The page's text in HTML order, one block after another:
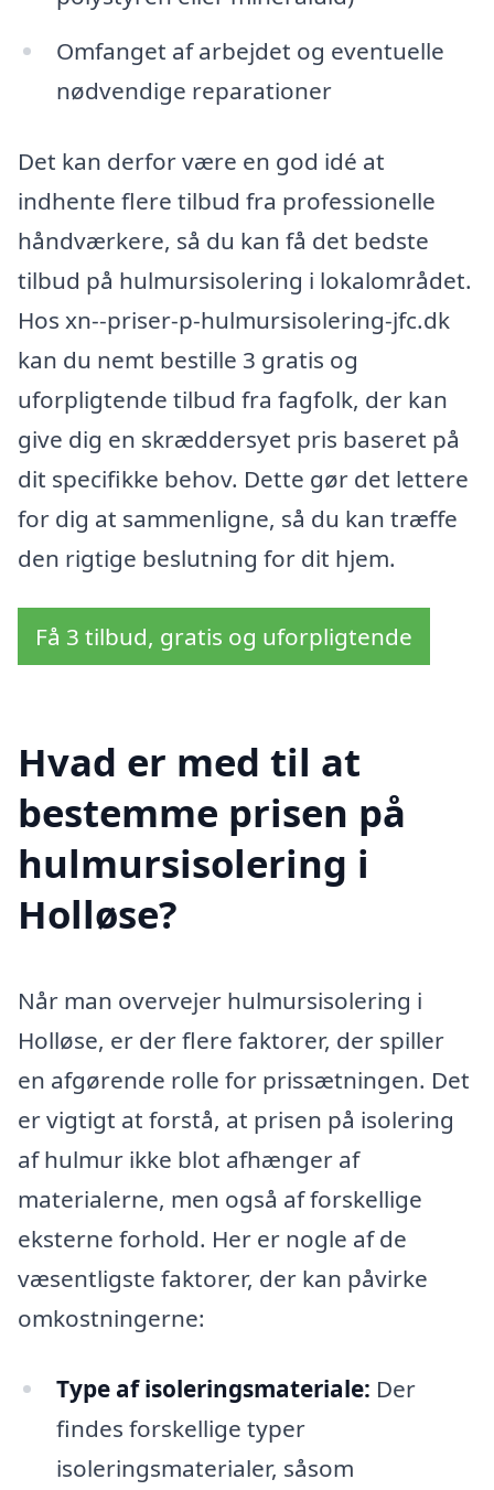
Omfanget af arbejdet og eventuelle
nødvendige reparationer
Det kan derfor være en god idé at
indhente flere tilbud fra professionelle
håndværkere, så du kan få det bedste
tilbud på hulmursisolering i lokalområdet.
Hos xn--priser-p-hulmursisolering-jfc.dk
kan du nemt bestille 3 gratis og
uforpligtende tilbud fra fagfolk, der kan
give dig en skræddersyet pris baseret på
dit specifikke behov. Dette gør det lettere
for dig at sammenligne, så du kan træffe
den rigtige beslutning for dit hjem.
Få 3 tilbud, gratis og uforpligtende
Hvad er med til at
bestemme prisen på
hulmursisolering i
Holløse?
Når man overvejer hulmursisolering i
Holløse, er der flere faktorer, der spiller
en afgørende rolle for prissætningen. Det
er vigtigt at forstå, at prisen på isolering
af hulmur ikke blot afhænger af
materialerne, men også af forskellige
eksterne forhold. Her er nogle af de
væsentligste faktorer, der kan påvirke
omkostningerne:
Type af isoleringsmateriale: Der
findes forskellige typer
isoleringsmaterialer, såsom